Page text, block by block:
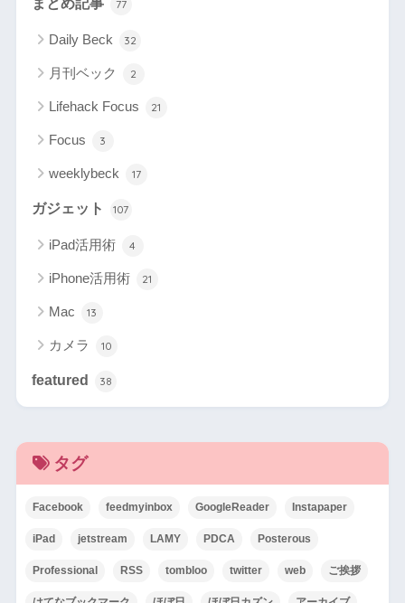
77
Daily Beck 32
月刊ベック 2
Lifehack Focus 21
Focus 3
weeklybeck 17
ガジェット 107
iPad活用術 4
iPhone活用術 21
Mac 13
カメラ 10
featured 38
タグ
Facebook feedmyinbox GoogleReader Instapaper
iPad jetstream LAMY PDCA Posterous
Professional RSS tombloo twitter web ご挨拶